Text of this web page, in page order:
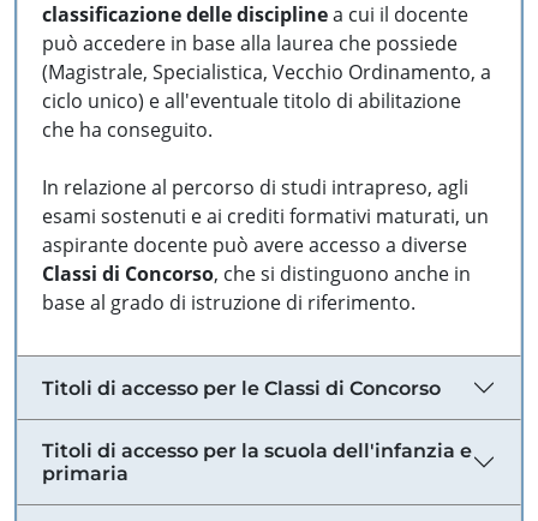
classificazione delle disciplinea cui il docente
può accedere in base alla laurea che possiede
(Magistrale, Specialistica, Vecchio Ordinamento, a
ciclo unico) e all'eventuale titolo di abilitazione
che ha conseguito.
In relazione al percorso di studi intrapreso, agli
esami sostenuti e ai crediti formativi maturati, un
aspirante docente può avere accesso a diverse
Classi di Concorso, che si distinguono anche in
base al grado di istruzione di riferimento.
Titoli di accesso per le Classi di Concorso
Titoli di accesso per la scuola dell'infanzia e
primaria